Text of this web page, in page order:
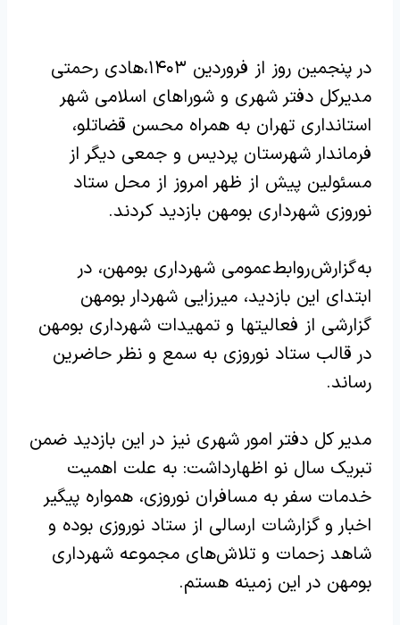
در پنجمین روز از فروردین ۱۴۰۳،هادی رحمتی
مدیرکل دفتر شهری و شوراهای اسلامی شهر
استانداری تهران به همراه محسن قضاتلو،
فرماندار شهرستان پردیس و جمعی دیگر از
مسئولین پیش از ظهر امروز از محل ستاد
نوروزی شهرداری بومهن بازدید کردند.
به گزارش روابط عمومی شهرداری بومهن، در
ابتدای این بازدید، میرزایی شهردار بومهن
گزارشی از فعالیتها و تمهیدات شهرداری بومهن
در قالب ستاد نوروزی به سمع و نظر حاضرین
رساند.‌
مدیر کل دفتر امور شهری نیز در این بازدید ضمن
تبریک سال نو اظهارداشت: به علت اهمیت
خدمات سفر به مسافران نوروزی، همواره پیگیر
اخبار و گزارشات ارسالی از ستاد نوروزی بوده و
شاهد زحمات و تلاش‌های مجموعه شهرداری
بومهن در این زمینه هستم.‌